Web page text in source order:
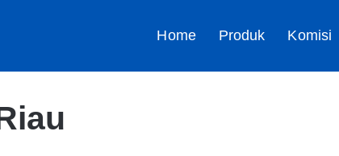
Home Produk Komisi